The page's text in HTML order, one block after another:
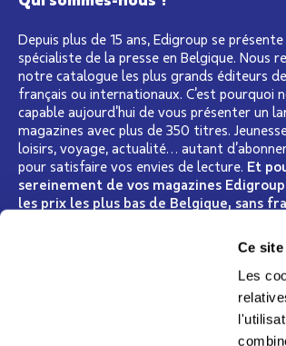
Ce
Les
Depuis plus de 15 ans, Edigroup se
spécialiste de la presse en Belgique. Nous
notre catalogue les plus grands éditeurs
français ou internationaux. C’est pourquoi
capable aujourd’hui de vous présenter un
magazines avec plus de 350 titres.
loisirs, voyage, actualité… autant
pour satisfaire vos envies de lecture. Et
sereinement de vos magazines
les prix les plus bas de Belgique, sans